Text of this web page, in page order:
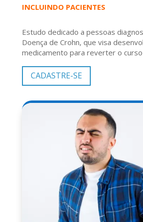
INCLUINDO PACIENTES
Estudo dedicado a pessoas
Doença de Crohn, que visa
medicamento para reverter o curso
CADASTRE-SE